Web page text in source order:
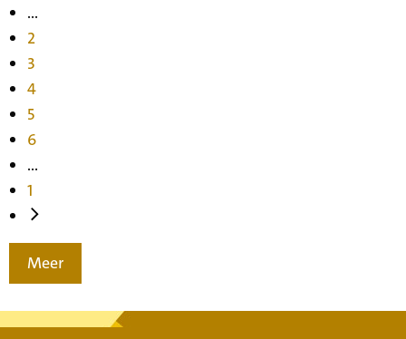
...
2
3
4
5
6
...
1
Meer